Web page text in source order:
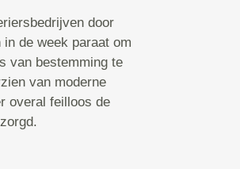
door
de week paraat om
van bestemming te
van moderne
overal feilloos de